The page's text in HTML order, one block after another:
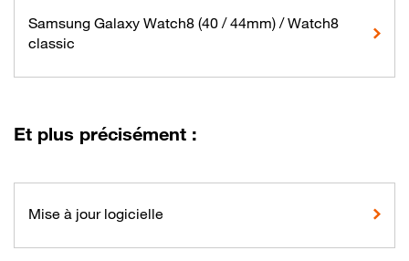
Samsung Galaxy Watch8 (40 / 44mm) / Watch8
classic
Et plus précisément :
Mise à jour logicielle